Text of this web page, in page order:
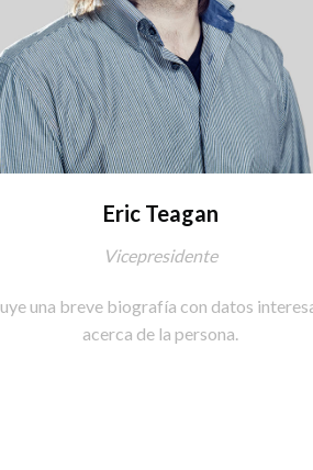
Eric Teagan
Vicepresidente
una breve biografía con datos
acerca de la persona.